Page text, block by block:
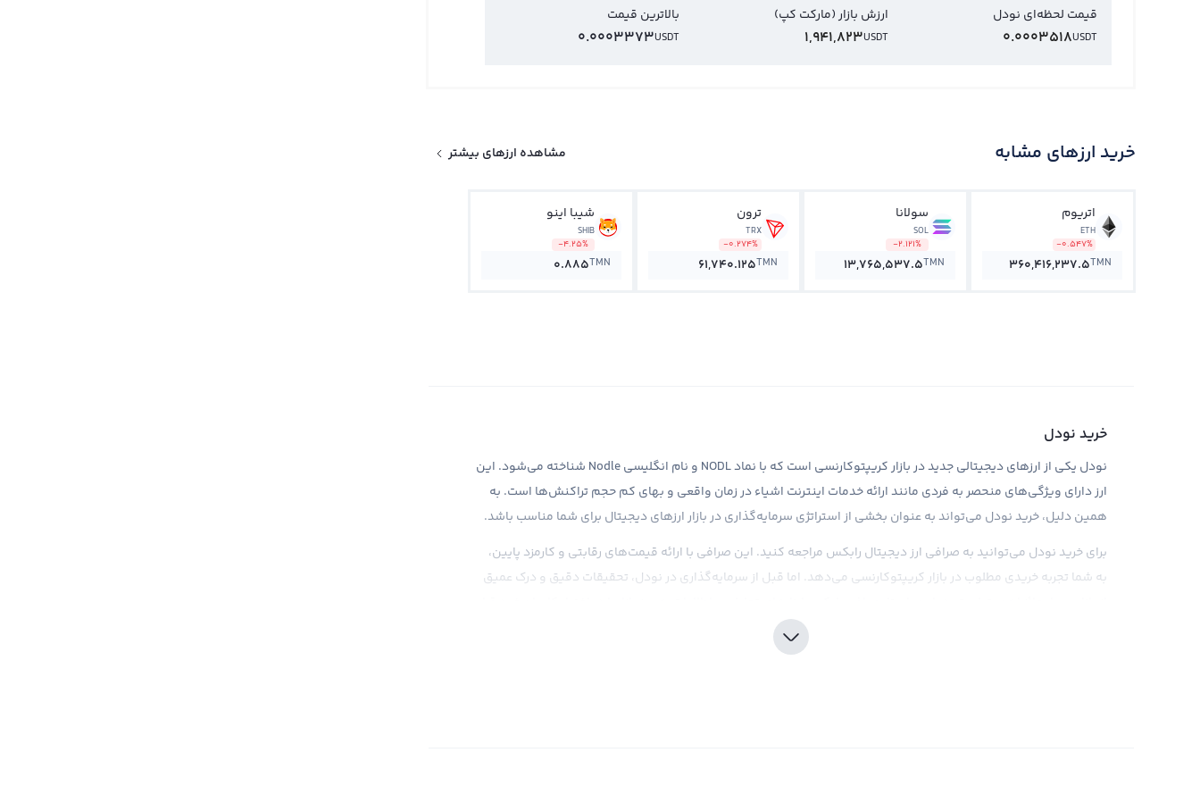
قیمت لحظه‌ای نودل
USDT
0.0003518
ارزش بازار (مارکت کپ)
USDT
1,941,823
بالاترین قیمت
USDT
0.0003373
خرید ارزهای مشابه مشاهده ارزهای بیشتر
اتریوم
ETH
-0.547%
360,416,237.5TMN
سولانا
SOL
-2.121%
13,765,537.5TMN
ترون
TRX
-0.274%
61,740.125TMN
شیبا اینو
SHIB
-4.25%
0.885TMN
خرید نودل
نودل یکی از ارزهای دیجیتالی جدید در بازار کریپتوکارنسی است که با نماد NODL و نام انگلیسی Nodle شناخته می‌شود. این
ارز دارای ویژگی‌های منحصر به فردی مانند ارائه خدمات اینترنت اشیاء در زمان واقعی و بهای کم حجم تراکنش‌ها است. به
همین دلیل، خرید نودل می‌تواند به عنوان بخشی از استراتژی سرمایه‌گذاری در بازار ارزهای دیجیتال برای شما مناسب باشد.
برای خرید نودل می‌توانید به صرافی ارز دیجیتال رابکس مراجعه کنید. این صرافی با ارائه قیمت‌های رقابتی و کارمزد پایین،
به شما تجربه خریدی مطلوب در بازار کریپتوکارنسی می‌دهد. اما قبل از سرمایه‌گذاری در نودل، تحقیقات دقیق و درک عمیق
می‌دهد تا به آنها در تصمیم‌گیری‌های سرمایه‌گذاری در نودل کمک کند.